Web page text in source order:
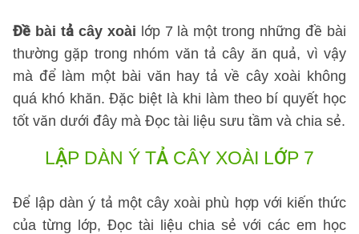
Đề bài tả cây xoài lớp 7 là một trong những đề bài
thường gặp trong nhóm văn tả cây ăn quả, vì vậy
mà để làm một bài văn hay tả về cây xoài không
quá khó khăn. Đặc biệt là khi làm theo bí quyết học
tốt văn dưới đây mà Đọc tài liệu sưu tầm và chia sẻ.
LẬP DÀN Ý TẢ CÂY XOÀI LỚP 7
Để lập dàn ý tả một cây xoài phù hợp với kiến thức
của từng lớp, Đọc tài liệu chia sẻ với các em học